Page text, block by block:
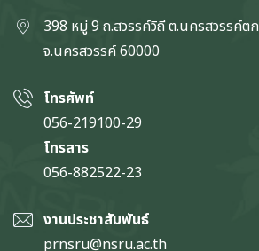
398 หมู่ 9 ถ.สวรรค์วิถี ต.นครสวรรค์ตก
จ.นครสวรรค์60000
โทรศัพท์
056-219100-29
โทรสาร
056-882522-23
งานประชาสัมพันธ์
prnsru@nsru.ac.th